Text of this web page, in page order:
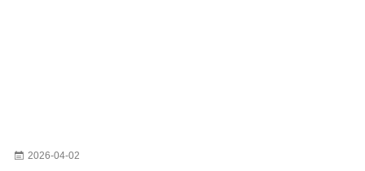
2026-04-02